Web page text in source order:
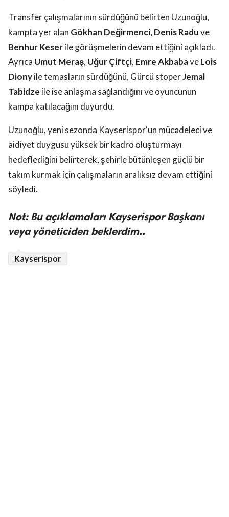
Transfer çalışmalarının sürdüğünü belirten Uzunoğlu,
kampta yer alan Gökhan Değirmenci, Denis Raduve
Benhur Keserile görüşmelerin devam ettiğini açıkladı.
Ayrıca Umut Meraş, Uğur Çiftçi, Emre AkbabaveLois
Dionyile temasların sürdüğünü, Gürcü stoperJemal
Tabidze ile ise anlaşma sağlandığını ve oyuncunun
kampa katılacağını duyurdu.
Uzunoğlu, yeni sezonda Kayserispor'un mücadeleci ve
aidiyet duygusu yüksek bir kadro oluşturmayı
hedeflediğini belirterek, şehirle bütünleşen güçlü bir
takım kurmak için çalışmaların aralıksız devam ettiğini
söyledi.
Not: Bu açıklamaları Kayserispor Başkanı
veya yöneticiden beklerdim..
Kayserispor